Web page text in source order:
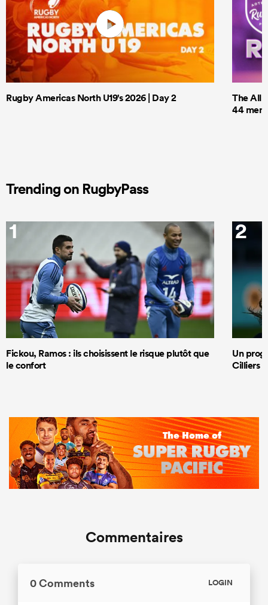
Rugby Americas North U19's 2026 | Day 2
The All
44 men
Trending on RugbyPass
1
Fickou, Ramos : ils choisissent le risque plutôt que
le confort
2
Un
Cilliers
Commentaires
0 Comments LOGIN